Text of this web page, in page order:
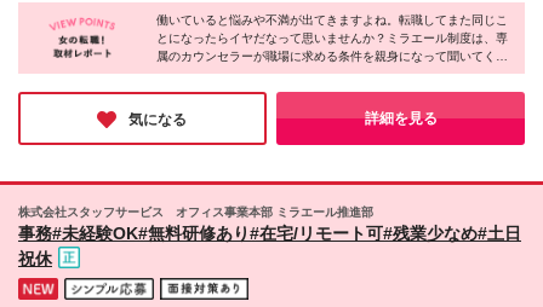
岡山 17万6000円～ 香川 17万5000円～ 北海道 17万
4000円～ 新潟 17万3500円～ 福島 16万9500円～ 山
口/愛媛 16万8500円～ 熊本 16万5500円～ 長崎 16万
同様) 勤務エリア/東京・神奈川・千葉・埼玉・名古
屋・大阪・京都・兵庫 ・札幌・仙台・静岡・福岡 試
愛媛、山口、福岡、熊本、長崎、鹿児島の当社取引先
企業での勤務 ◆大手企業で働くチャンス！ ◆転勤な
し/自宅から通える範囲で希望を考慮して決定 ◆キレ
イ＆おしゃれオフィス多数 ◆駅チカで通勤に便利な
エリアも♪ ※配属先によって異なります 【勤務地エリ
アの一例】 東京都……23区内メイン 神奈川県……横
田・淀屋橋・本町・難波 など 兵庫県……神戸市メ
イン・三ノ宮 など 福岡県……博多・天神 など
働いていると悩みや不満が出てきますよね。転職してまた同じこ
とになったらイヤだなって思いませんか？ミラエール制度は、専
属のカウンセラーが職場に求める条件を親身になって聞いてくれ
るみたい！入社してからじゃないとわからないことに悩まされる
心配もなくなりそうですね。女性が長く働くために必要な要素が
詰まった会社だと感じました！
気になる 詳細を見る
株式会社スタッフサービス オフィス事業本部 ミラエール推進部
事務#未経験OK#無料研修あり#在宅/リモート可#残業少なめ#土日
祝休